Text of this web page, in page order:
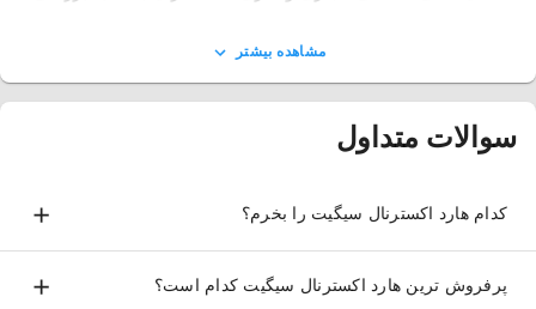
برای خرید هارد اکسترنال سیگیت باید چه نکات تخصصی و مهمی را
مد نظر قرار دهیم و به آن‌ها توجه کنیم. همچنین مجموع‌های کامل از
و که می‌توانید یک خرید خوب و عالی را از سایت لیپک داشته باشید.
هارد ‌اکسترنال سیگیت
مشاهده بیشتر
سوالات متداول
کدام هارد اکسترنال سیگیت را بخرم؟
پرفروش ترین هارد اکسترنال سیگیت کدام است؟